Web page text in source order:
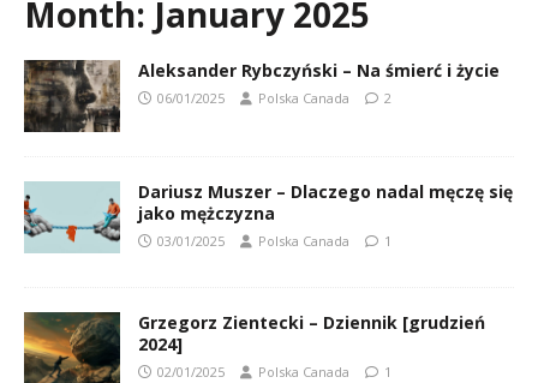
Month: January 2025
Aleksander Rybczyński – Na śmierć i życie
06/01/2025 Polska Canada 2
Dariusz Muszer – Dlaczego nadal męczę się
jako mężczyzna
03/01/2025 Polska Canada 1
Grzegorz Zientecki – Dziennik [grudzień
2024]
02/01/2025 Polska Canada 1